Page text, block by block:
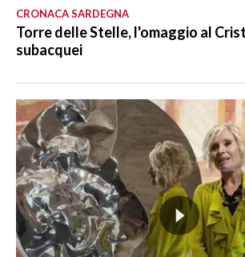
CRONACA SARDEGNA
Torre delle Stelle, l'omaggio al
subacquei